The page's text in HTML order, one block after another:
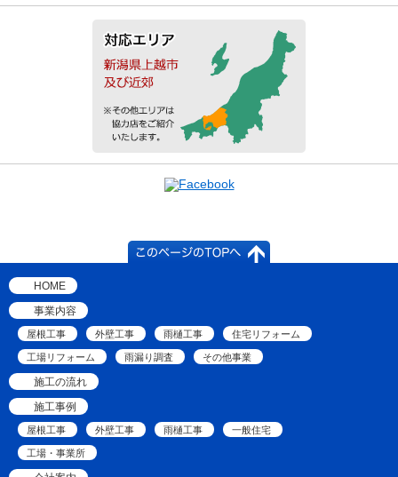
HOME
事業内容
屋根工事 外壁工事 雨樋工事 住宅リフォーム
工場リフォーム 雨漏り調査 その他事業
施工の流れ
施工事例
屋根工事 外壁工事 雨樋工事 一般住宅
工場・事業所